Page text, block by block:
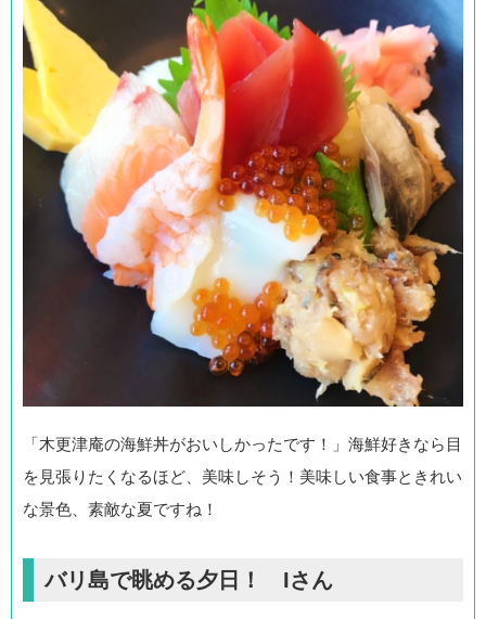
「木更津庵の海鮮丼がおいしかったです！」海鮮好きなら目
を見張りたくなるほど、美味しそう！美味しい食事ときれい
な景色、素敵な夏ですね！
バリ島で眺める夕日！ Iさん